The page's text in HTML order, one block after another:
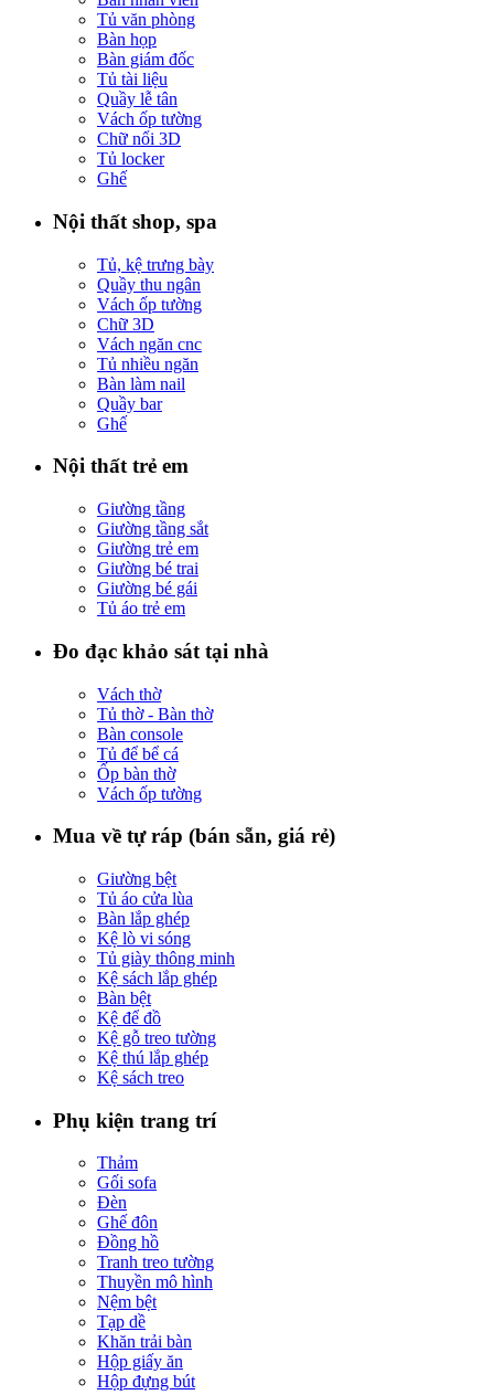
Tủ văn phòng
Bàn họp
Bàn giám đốc
Tủ tài liệu
Quầy lễ tân
Vách ốp tường
Chữ nổi 3D
Tủ locker
Ghế
Nội thất shop, spa
Tủ, kệ trưng bày
Quầy thu ngân
Vách ốp tường
Chữ 3D
Vách ngăn cnc
Tủ nhiều ngăn
Bàn làm nail
Quầy bar
Ghế
Nội thất trẻ em
Giường tầng
Giường tầng sắt
Giường trẻ em
Giường bé trai
Giường bé gái
Tủ áo trẻ em
Đo đạc khảo sát tại nhà
Vách thờ
Tủ thờ - Bàn thờ
Bàn console
Tủ để bể cá
Ốp bàn thờ
Vách ốp tường
Mua về tự ráp (bán sẵn, giá rẻ)
Giường bệt
Tủ áo cửa lùa
Bàn lắp ghép
Kệ lò vi sóng
Tủ giày thông minh
Kệ sách lắp ghép
Bàn bệt
Kệ để đồ
Kệ gỗ treo tường
Kệ thú lắp ghép
Kệ sách treo
Phụ kiện trang trí
Thảm
Gối sofa
Đèn
Ghế đôn
Đồng hồ
Tranh treo tường
Thuyền mô hình
Nệm bệt
Tạp dề
Khăn trải bàn
Hộp giấy ăn
Hộp đựng bút